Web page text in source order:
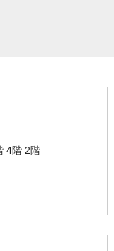
4階 2階